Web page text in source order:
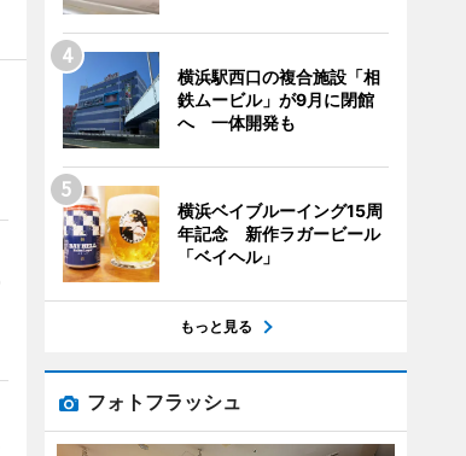
横浜駅西口の複合施設「相
鉄ムービル」が9月に閉館
へ 一体開発も
横浜ベイブルーイング15周
年記念 新作ラガービール
「ベイヘル」
もっと見る
フォトフラッシュ